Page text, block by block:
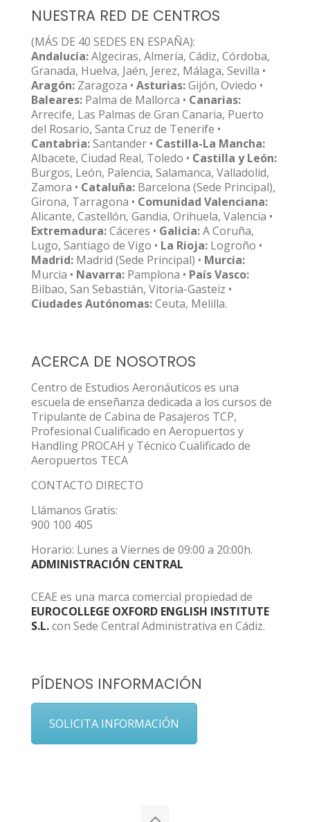
NUESTRA RED DE CENTROS
(MÁS DE 40 SEDES EN ESPAÑA):
Andalucía:Algeciras, Almería, Cádiz, Córdoba,
Granada, Huelva, Jaén, Jerez, Málaga, Sevilla •
Aragón: Zaragoza • Asturias:Gijón, Oviedo •
Baleares: Palma de Mallorca • Canarias:
Arrecife, Las Palmas de Gran Canaria, Puerto
del Rosario, Santa Cruz de Tenerife •
Cantabria:Santander • Castilla-La Mancha:
Albacete, Ciudad Real, Toledo • Castilla y León:
Burgos, León, Palencia, Salamanca, Valladolid,
Zamora • Cataluña: Barcelona (Sede Principal),
Girona, Tarragona • Comunidad Valenciana:
Alicante, Castellón, Gandia, Orihuela, Valencia •
Extremadura:Cáceres • Galicia:A Coruña,
Lugo, Santiago de Vigo • La Rioja: Logroño •
Madrid: Madrid (Sede Principal) • Murcia:
Murcia • Navarra: Pamplona • País Vasco:
Bilbao, San Sebastián, Vitoria-Gasteiz •
Ciudades Autónomas:Ceuta, Melilla.
ACERCA DE NOSOTROS
Centro de Estudios Aeronáuticos es una
escuela de enseñanza dedicada a los cursos de
Tripulante de Cabina de Pasajeros TCP,
Profesional Cualificado en Aeropuertos y
Handling PROCAH y Técnico Cualificado de
Aeropuertos TECA
CONTACTO DIRECTO
Llámanos Gratis:
900 100 405
Horario: Lunes a Viernes de 09:00 a 20:00h.
ADMINISTRACIÓN CENTRAL
CEAE es una marca comercial propiedad de
EUROCOLLEGE OXFORD ENGLISH INSTITUTE
S.L.con Sede Central Administrativa en Cádiz.
PÍDENOS INFORMACIÓN
SOLICITA INFORMACIÓN